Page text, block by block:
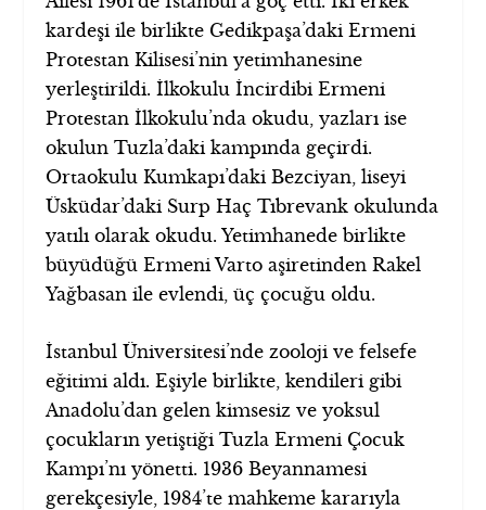
kardeşi ile birlikte Gedikpaşa’daki Ermeni
Protestan Kilisesi’nin yetimhanesine
yerleştirildi. İlkokulu İncirdibi Ermeni
Protestan İlkokulu’nda okudu, yazları ise
okulun Tuzla’daki kampında geçirdi.
Ortaokulu Kumkapı’daki Bezciyan, liseyi
Üsküdar’daki Surp Haç Tıbrevank okulunda
yatılı olarak okudu. Yetimhanede birlikte
büyüdüğü Ermeni Varto aşiretinden Rakel
Yağbasan ile evlendi, üç çocuğu oldu.
İstanbul Üniversitesi’nde zooloji ve felsefe
eğitimi aldı. Eşiyle birlikte, kendileri gibi
Anadolu’dan gelen kimsesiz ve yoksul
çocukların yetiştiği Tuzla Ermeni Çocuk
Kampı’nı yönetti. 1936 Beyannamesi
gerekçesiyle, 1984’te mahkeme kararıyla